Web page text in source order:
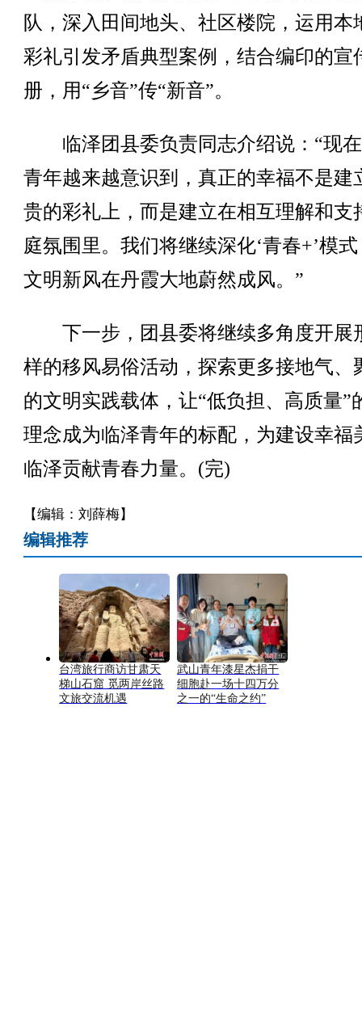
队，深入田间地头、社区楼院，运用本
彩礼引发矛盾典型案例，结合编印的宣
册，用“乡音”传“新音”。
临泽团县委负责同志介绍说：“现
青年越来越意识到，真正的幸福不是建
贵的彩礼上，而是建立在相互理解和支
庭氛围里。我们将继续深化‘青春+’模
文明新风在丹霞大地蔚然成风。”
下一步，团县委将继续多角度开展
样的移风易俗活动，探索更多接地气、
的文明实践载体，让“低负担、高质量”
理念成为临泽青年的标配，为建设幸福
临泽贡献青春力量。(完)
【编辑：刘薛梅】
编辑推荐
台湾旅行商访甘肃天
梯山石窟 觅两岸丝路
文旅交流机遇
武山青年漆星杰捐干
细胞赴一场十四万分
之一的“生命之约”